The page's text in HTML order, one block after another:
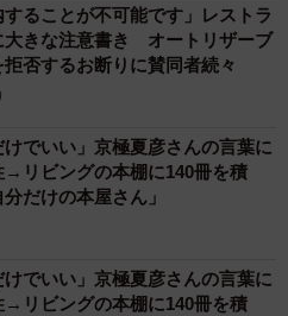
することが不可能です」レストラ
大きな注意書き オートリザーブ
否するお断りに賛同者続々
けでいい」京極夏彦さんの言葉に
→リビングの本棚に140冊を積
だけの本屋さん」
けでいい」京極夏彦さんの言葉に
→リビングの本棚に140冊を積